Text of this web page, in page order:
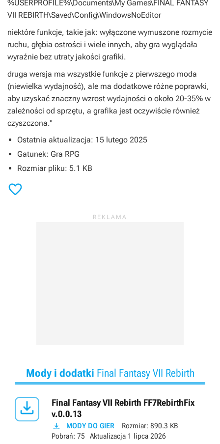
%USERPROFILE%\Documents\My Games\FINAL FANTASY
VII REBIRTH\Saved\Config\WindowsNoEditor
niektóre funkcje, takie jak: wyłączone wymuszone rozmycie
ruchu, głębia ostrości i wiele innych, aby gra wyglądała
wyraźnie bez utraty jakości grafiki.
druga wersja ma wszystkie funkcje z pierwszego moda
(niewielka wydajność), ale ma dodatkowe różne poprawki,
aby uzyskać znaczny wzrost wydajności o około 20-35% w
zależności od sprzętu, a grafika jest oczywiście również
czyszczona."
Ostatnia aktualizacja: 15 lutego 2025
Gatunek: Gra RPG
Rozmiar pliku: 5.1 KB

Mody i dodatki Final Fantasy VII Rebirth

Final Fantasy VII Rebirth FF7RebirthFix
v.0.0.13
 MODY DO GIER Rozmiar: 890.3 KB
Pobrań: 75 Aktualizacja 1 lipca 2026